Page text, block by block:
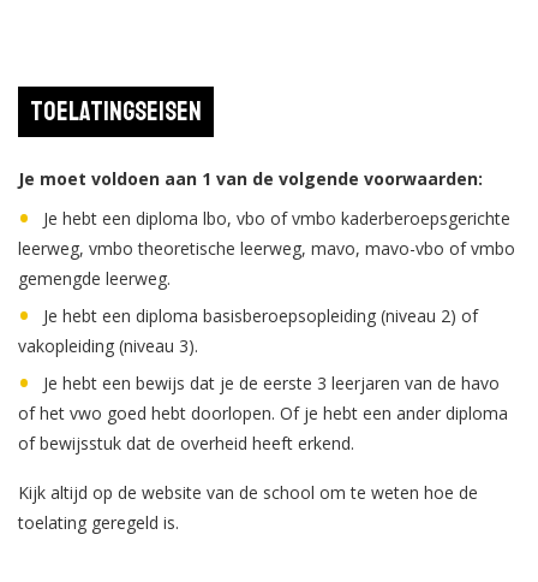
Toelatingseisen
Je moet voldoen aan 1 van de volgende voorwaarden:
Je hebt een diploma lbo, vbo of vmbo kaderberoepsgerichte
leerweg, vmbo theoretische leerweg, mavo, mavo-vbo of vmbo
gemengde leerweg.
Je hebt een diploma basisberoepsopleiding (niveau 2) of
vakopleiding (niveau 3).
Je hebt een bewijs dat je de eerste 3 leerjaren van de havo
of het vwo goed hebt doorlopen. Of je hebt een ander diploma
of bewijsstuk dat de overheid heeft erkend.
Kijk altijd op de website van de school om te weten hoe de
toelating geregeld is.